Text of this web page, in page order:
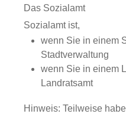
Das Sozialamt
Sozialamt ist,
wenn Sie in einem
Stadtverwaltung
wenn Sie in einem
Landratsamt
Hinweis: Teilweise